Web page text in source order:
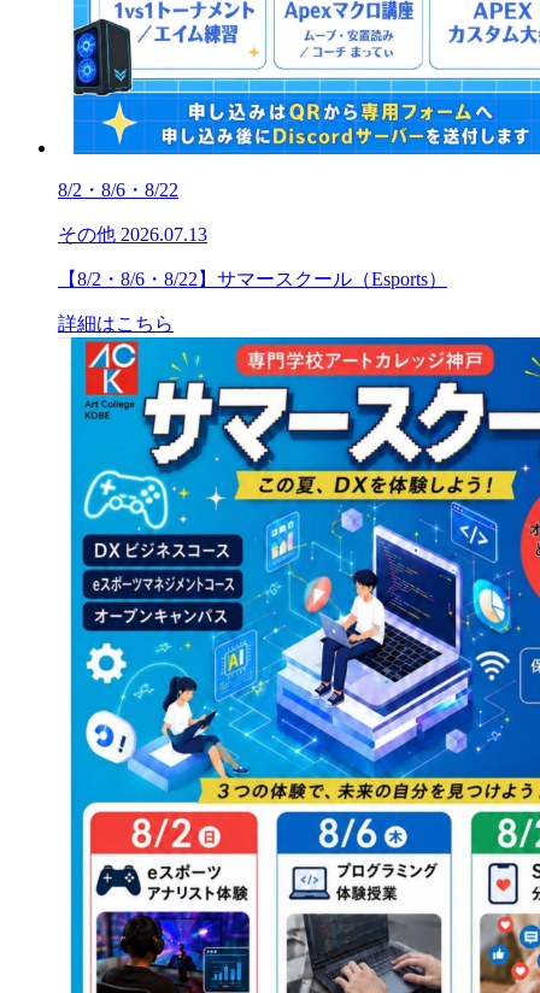
8/2・8/6・8/22
その他 2026.07.13
【8/2・8/6・8/22】サマースクール（Esports）
詳細はこちら